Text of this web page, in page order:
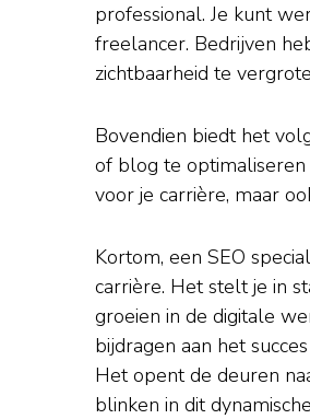
professional. Je kunt
freelancer. Bedrijven
zichtbaarheid te
Bovendien biedt het
of blog te optimaliseren
voor je carrière, maar
Kortom, een SEO
carrière. Het stelt je in
groeien in de digitale
bijdragen aan het
Het opent de deuren
blinken in dit